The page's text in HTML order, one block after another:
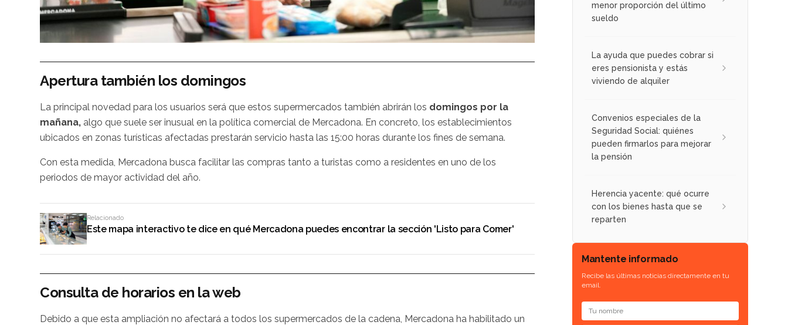
Apertura también los domingos
La principal novedad para los usuarios será que estos supermercados también abrirán los domingos por la
mañana, algo que suele ser inusual en la política comercial de Mercadona. En concreto, los establecimientos
ubicados en zonas turísticas afectadas prestarán servicio hasta las 15:00 horas durante los fines de semana.
Con esta medida, Mercadona busca facilitar las compras tanto a turistas como a residentes en uno de los
periodos de mayor actividad del año.
Relacionado
Este mapa interactivo te dice en qué Mercadona puedes encontrar la sección 'Listo para Comer'
Consulta de horarios en la web
Debido a que esta ampliación no afectará a todos los supermercados de la cadena, Mercadona ha habilitado un
menor proporción del último
sueldo
La ayuda que puedes cobrar si
eres pensionista y estás
viviendo de alquiler
Convenios especiales de la
Seguridad Social: quiénes
pueden firmarlos para mejorar
la pensión
Herencia yacente: qué ocurre
con los bienes hasta que se
reparten
Mantente informado
Recibe las últimas noticias directamente en tu
email.